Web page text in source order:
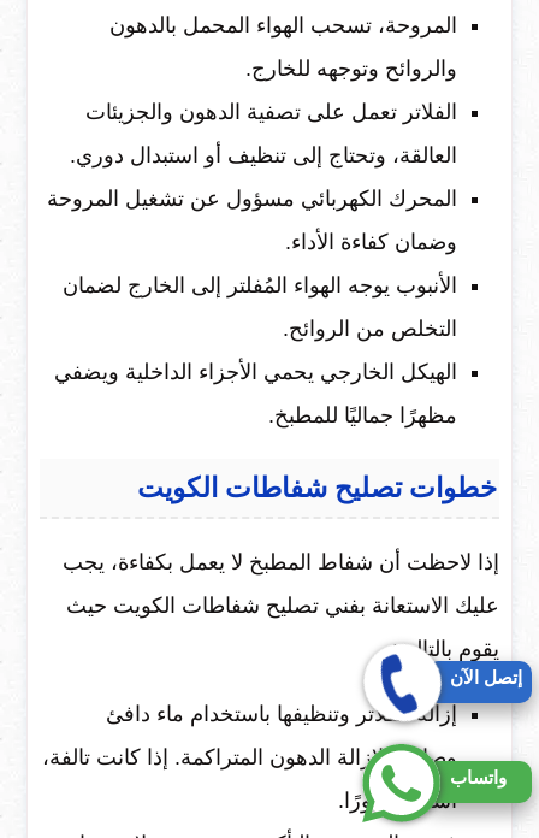
المروحة، تسحب الهواء المحمل بالدهون
والروائح وتوجهه للخارج.
الفلاتر تعمل على تصفية الدهون والجزيئات
العالقة، وتحتاج إلى تنظيف أو استبدال دوري.
المحرك الكهربائي مسؤول عن تشغيل المروحة
وضمان كفاءة الأداء.
الأنبوب يوجه الهواء المُفلتر إلى الخارج لضمان
التخلص من الروائح.
الهيكل الخارجي يحمي الأجزاء الداخلية ويضفي
مظهرًا جماليًا للمطبخ.
خطوات تصليح شفاطات الكويت
إذا لاحظت أن شفاط المطبخ لا يعمل بكفاءة، يجب
عليك الاستعانة بفني تصليح شفاطات الكويت حيث
يقوم بالتالي:
إزالة الفلاتر وتنظيفها باستخدام ماء دافئ
وصابون لإزالة الدهون المتراكمة. إذا كانت تالفة،
استبدلها فورًا.
واتساب
إتصل الآن